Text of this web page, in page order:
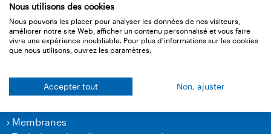
download
Retour à l‘aperçu
› Membranes
Nous utilisons des cookies
Nous pouvons les placer pour analyser les données de nos visiteurs,
améliorer notre site Web, afficher un contenu personnalisé et vous faire
vivre une expérience inoubliable. Pour plus d'informations sur les cookies
que nous utilisons, ouvrez les paramètres.
Accepter tout Non, ajuster